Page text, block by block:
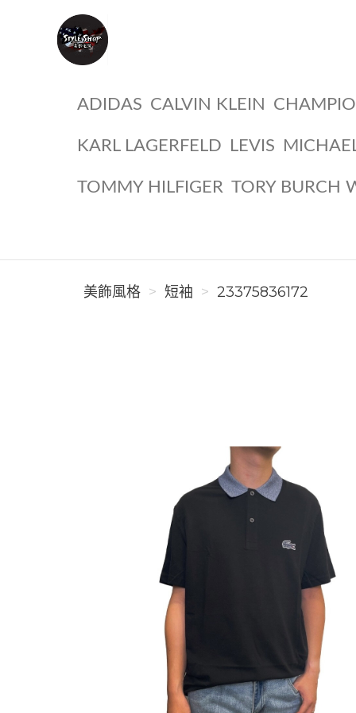
ADIDAS CALVIN KLEIN
KARL LAGERFELD LEVIS
TOMMY HILFIGER TORY BURCH
美飾風格 短袖 23375836172